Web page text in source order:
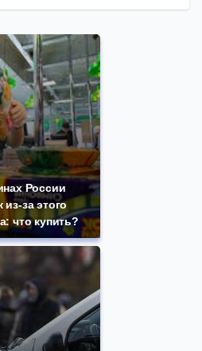
России
из-за этого
что купить?